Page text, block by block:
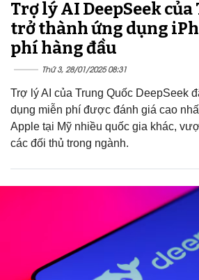
Trợ lý AI DeepSeek
trở thành ứng dụng
phí hàng đầu
Thứ 3, 28/01/2025 08:31
Trợ lý AI của Trung Quốc DeepSeek
dụng miễn phí được đánh giá cao
Apple tại Mỹ nhiều quốc gia khác,
các đối thủ trong ngành.